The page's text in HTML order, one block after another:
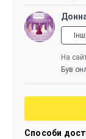
На
Був
Способи